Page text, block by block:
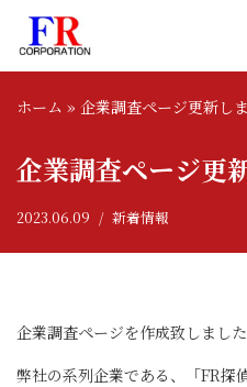
コ
テ
ツ
ス
キ
ホーム » 企業調査ページ更新し
企業調査ページ更
2023.06.09 新着情報
企業調査ページを作成致しました
弊社の系列企業である、「FR探